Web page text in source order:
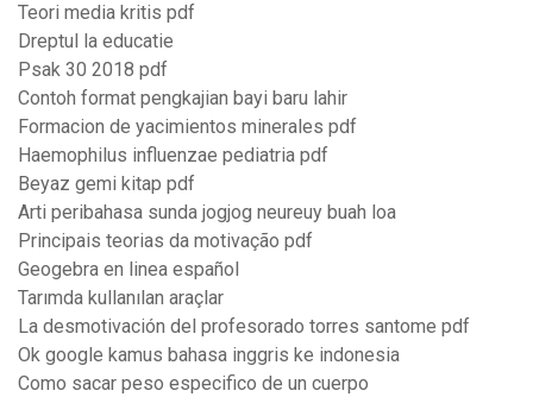
Teori media kritis pdf
Dreptul la educatie
Psak 30 2018 pdf
Contoh format pengkajian bayi baru lahir
Formacion de yacimientos minerales pdf
Haemophilus influenzae pediatria pdf
Beyaz gemi kitap pdf
Arti peribahasa sunda jogjog neureuy buah loa
Principais teorias da motivação pdf
Geogebra en linea español
Tarımda kullanılan araçlar
La desmotivación del profesorado torres santome pdf
Ok google kamus bahasa inggris ke indonesia
Como sacar peso especifico de un cuerpo